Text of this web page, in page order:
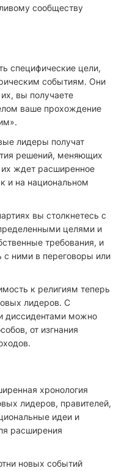
сообществу
специфические цели,
событиям. Они
вы получаете
ваше прохождение
лидеры получат
решений, меняющих
ждет расширенное
и на национальном
вы столкнетесь с
целями и
требования, и
с ними в переговоры или
к религиям теперь
лидеров. С
диссидентами можно
от изгнания
хронология
лидеров, правителей,
идеи и
расширения
новых событий